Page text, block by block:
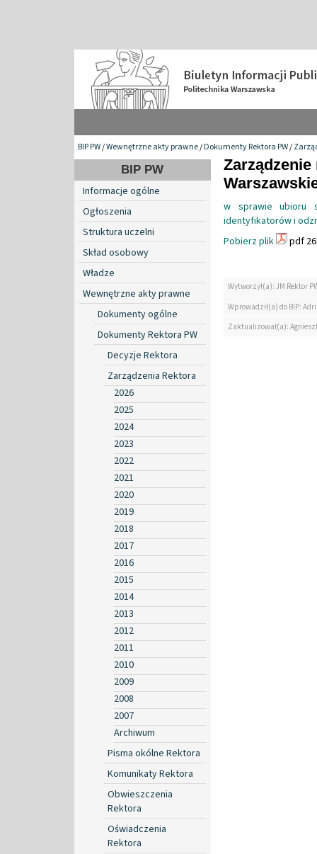
BIP PW/Wewnętrzne akty prawne/Dokumenty Rektora PW/
BIP PW
Informacje ogólne
Ogłoszenia
Struktura uczelni
Skład osobowy
Władze
Wewnętrzne akty prawne
Dokumenty ogólne
Dokumenty Rektora PW
Decyzje Rektora
Zarządzenia Rektora
2026
2025
2024
2023
2022
2021
2020
2019
2018
2017
2016
2015
2014
2013
2012
2011
2010
2009
2008
2007
Archiwum
Pisma okólne Rektora
Komunikaty Rektora
Obwieszczenia
Rektora
Oświadczenia
Rektora
w sprawie ubioru
identyfikatorów i
Pobierz plik
pdf
Wytworzył(a): JM Rektor
Wprowadził(a) do BIP:
Zaktualizował(a):